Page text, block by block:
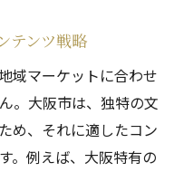
テンツ戦略
域マーケットに合わせ
。大阪市は、独特の文
め、それに適したコン
。例えば、大阪特有の